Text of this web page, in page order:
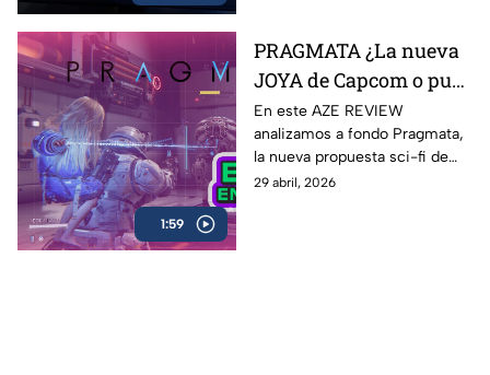
1:59
PRAGMATA ¿La nueva
JOYA de Capcom o pura
expectativa? | AZE
Review
En este AZE REVIEW
analizamos a fondo Pragmata,
la nueva propuesta sci-fi de
Capcom que ha generado
29 abril, 2026